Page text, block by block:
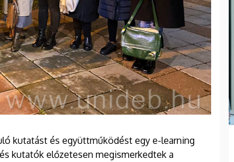
kutatást és együttműködést egy e-learning
kutatók előzetesen megismerkedtek a